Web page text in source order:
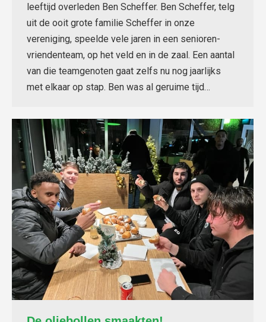
leeftijd overleden Ben Scheffer. Ben Scheffer, telg
uit de ooit grote familie Scheffer in onze
vereniging, speelde vele jaren in een senioren-
vriendenteam, op het veld en in de zaal. Een aantal
van die teamgenoten gaat zelfs nu nog jaarlijks
met elkaar op stap. Ben was al geruime tijd…